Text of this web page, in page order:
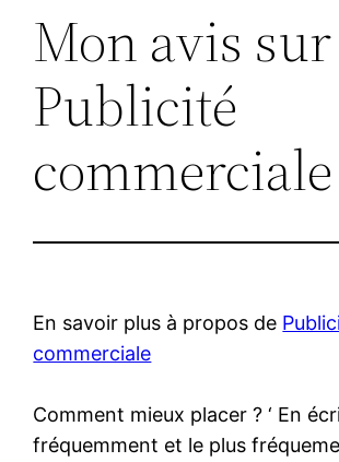
Mon avis sur
Publicité
commerciale
En savoir plus à propos de
commerciale
Comment mieux placer ? ‘ En
fréquemment et le plus